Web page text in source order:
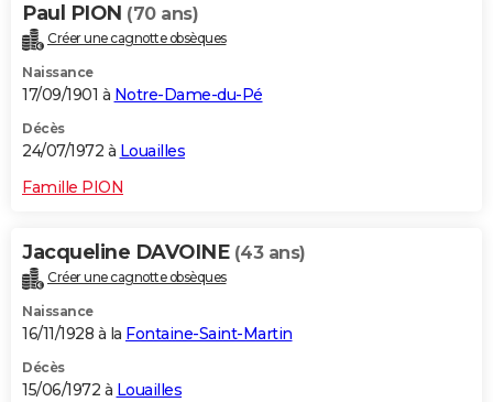
Paul PION (70 ans)
Créer une cagnotte obsèques
Naissance
17/09/1901 à Notre-Dame-du-Pé
Décès
24/07/1972 à Louailles
Famille PION
Jacqueline DAVOINE (43 ans)
Créer une cagnotte obsèques
Naissance
16/11/1928 à la Fontaine-Saint-Martin
Décès
15/06/1972 à Louailles